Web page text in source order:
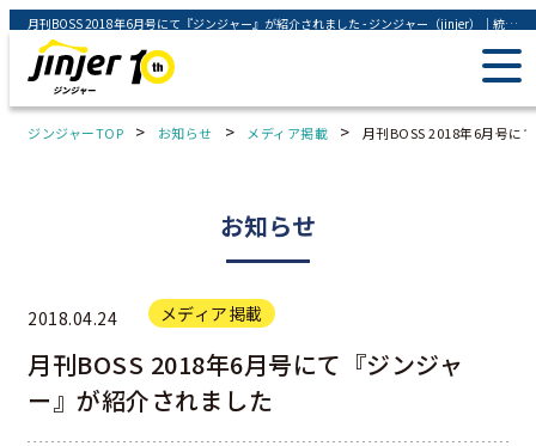
月刊BOSS 2018年6月号にて『ジンジャー』が紹介されました - ジンジャー（jinjer）｜統合型人事システム
ジンジャーTOP > お知らせ > メディア掲載 > 月刊BOSS 2018年6月号に
お知らせ
2018.04.24 メディア掲載
月刊BOSS 2018年6月号にて『ジンジャ
ー』が紹介されました